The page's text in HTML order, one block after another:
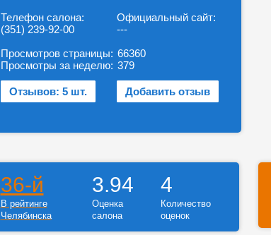
Телефон салона:
(351) 239-92-00
Официальный сайт:
---
Просмотров страницы:
Просмотры за неделю:
66360
379
Отзывов: 5 шт. Добавить отзыв
36-й
В рейтинге
Челябинска
3.94
Оценка
салона
4
Количество
оценок